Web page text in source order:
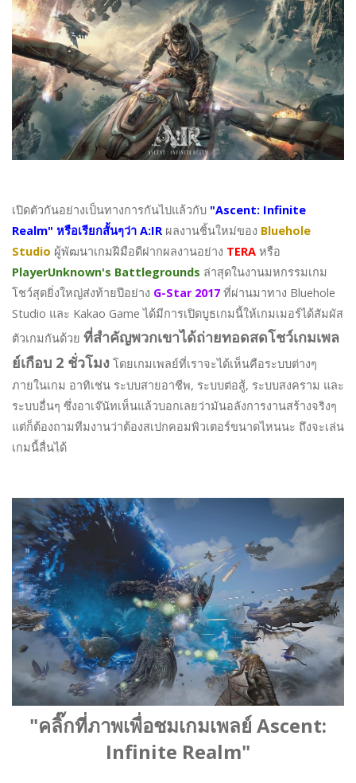
เปิดตัวกันอย่างเป็นทางการกันไปแล้วกับ "Ascent: Infinite
Realm" หรือเรียกสั้นๆว่า A:IR ผลงานชิ้นใหม่ของ Bluehole
Studio ผู้พัฒนาเกมฝีมือดีฝากผลงานอย่าง TERA หรือ
PlayerUnknown's Battlegrounds ล่าสุดในงานมหกรรมเกม
โชว์สุดยิ่งใหญ่ส่งท้ายปีอย่าง G-Star 2017 ที่ผ่านมาทาง Bluehole
Studio และ Kakao Game ได้มีการเปิดบูธเกมนี้ให้เกมเมอร์ได้สัมผัส
ตัวเกมกันด้วย ที่สำคัญพวกเขาได้ถ่ายทอดสดโชว์เกมเพล
ย์เกือบ 2 ชั่วโมง โดยเกมเพลย์ที่เราจะได้เห็นคือระบบต่างๆ
ภายในเกม อาทิเช่น ระบบสายอาชีพ, ระบบต่อสู้, ระบบสงคราม และ
ระบบอื่นๆ ซึ่งอาเจ๊นัทเห็นแล้วบอกเลยว่ามันอลังการงานสร้างจริงๆ
แต่ก็ต้องถามทีมงานว่าต้องสเปกคอมพิวเตอร์ขนาดไหนนะ ถึงจะเล่น
เกมนี้ลื่นได้
"คลิ๊กที่ภาพเพื่อชมเกมเพลย์ Ascent:
Infinite Realm"